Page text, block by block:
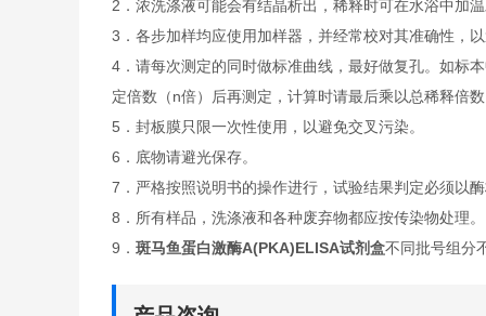
2．浓洗涤液可能会有结晶析出，稀释时可在水浴中加
3．各步加样均应使用加样器，并经常校对其准确性，
4．请每次测定的同时做标准曲线，最好做复孔。如标
定倍数（n倍）后再测定，计算时请最后乘以总稀释倍
5．封板膜只限一次性使用，以避免交叉污染。
6．底物请避光保存。
7．严格按照说明书的操作进行，试验结果判定必须以
8．所有样品，洗涤液和各种废弃物都应按传染物处理。
9． 斑马鱼蛋白激酶A(PKA)ELISA试剂盒不同批号组分